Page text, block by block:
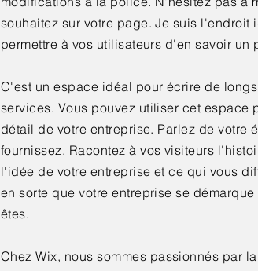
souhaitez sur votre page. Je suis l'endroit
permettre à vos utilisateurs d'en savoir un
C'est un espace idéal pour écrire de
services. Vous pouvez utiliser cet espace
détail de votre entreprise. Parlez de votre
fournissez. Racontez à vos visiteurs
l'idée de votre entreprise et ce qui vous
en sorte que votre entreprise se
êtes.
Chez Wix, nous sommes passionnés par